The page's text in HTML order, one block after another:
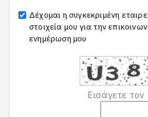
Δέχομαι η συγκεκριμένη
στοιχεία μου για την
ενημέρωση μου
Εισάγετε